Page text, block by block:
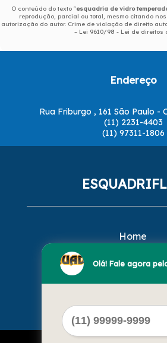
O conteúdo do texto "esquadria de vidro
reprodução, parcial ou total, mesmo citando
autorização do autor. Crime de violação de direito
– Lei 9610/98 - Lei de direitos
Endereço
Rua Friburgo , 161 São Paulo -
(11) 2231-4403
(11) 97311-1806
Home
Missão
Serviços
Contato
Olá! Fale agora